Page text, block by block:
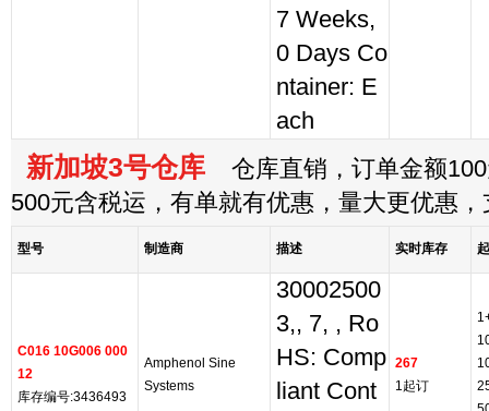
7 Weeks,
0 Days Co
ntainer: E
ach
新加坡3号仓库 仓库直销，订单金额
500元含税运，有单就有优惠，量大更优惠
型号 制造商 描述 实时库存
C016 10G006 000
12
库存编号:3436493
Amphenol Sine
Systems
30002500
3,, 7, , Ro
HS: Comp
liant Cont
267
1起订